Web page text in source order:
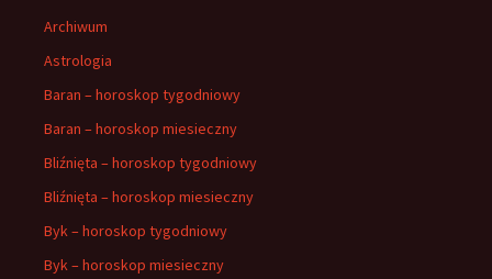
Archiwum
Astrologia
Baran – horoskop tygodniowy
Baran – horoskop miesieczny
Bliźnięta – horoskop tygodniowy
Bliźnięta – horoskop miesieczny
Byk – horoskop tygodniowy
Byk – horoskop miesieczny